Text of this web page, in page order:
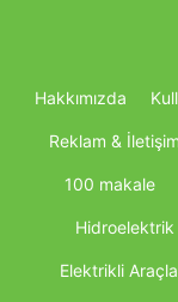
Hakkımızda
Reklam & İletişim
100 makale
Hidroelektrik
Elektrikli